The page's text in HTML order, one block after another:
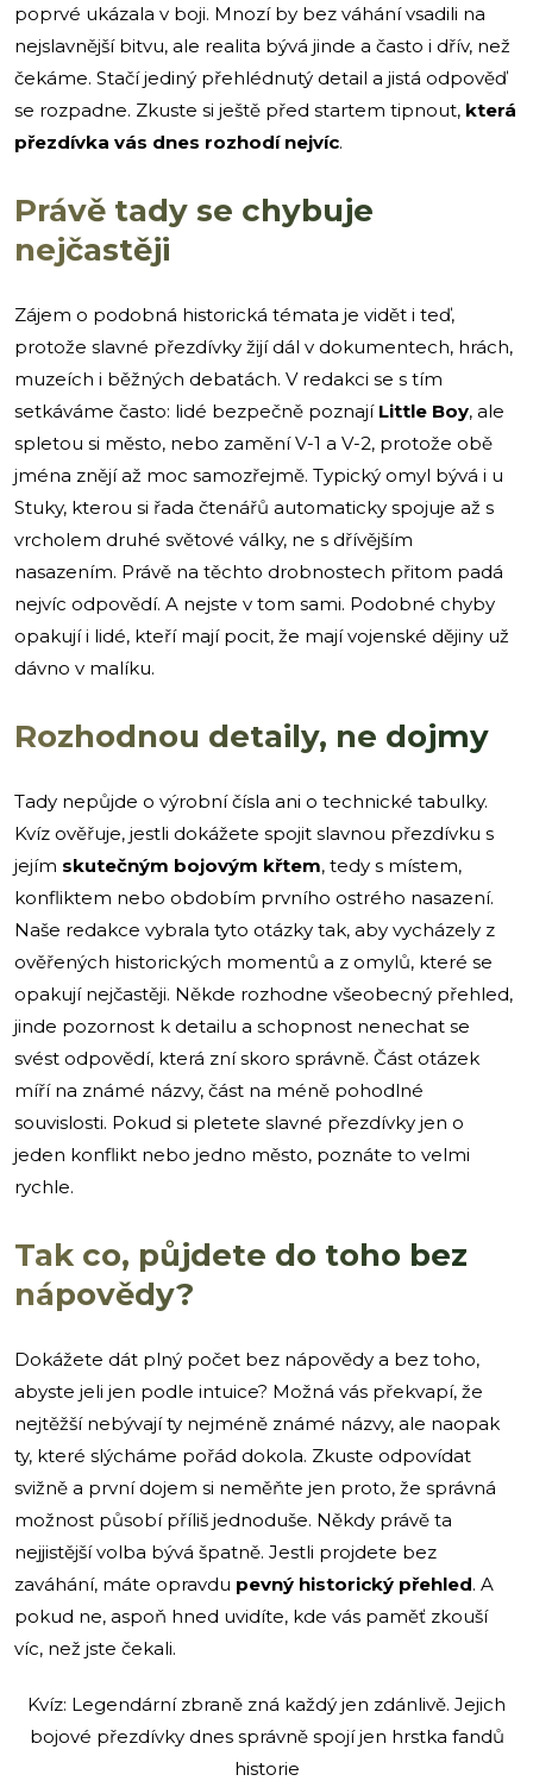
poprvé ukázala v boji. Mnozí by bez váhání vsadili na
nejslavnější bitvu, ale realita bývá jinde a často i dřív, než
čekáme. Stačí jediný přehlédnutý detail a jistá odpověď
se rozpadne. Zkuste si ještě před startem tipnout, která
přezdívka vás dnes rozhodí nejvíc.
Právě tady se chybuje
nejčastěji
Zájem o podobná historická témata je vidět i teď,
protože slavné přezdívky žijí dál v dokumentech, hrách,
muzeích i běžných debatách. V redakci se s tím
setkáváme často: lidé bezpečně poznají Little Boy, ale
spletou si město, nebo zamění V-1 a V-2, protože obě
jména znějí až moc samozřejmě. Typický omyl bývá i u
Stuky, kterou si řada čtenářů automaticky spojuje až s
vrcholem druhé světové války, ne s dřívějším
nasazením. Právě na těchto drobnostech přitom padá
nejvíc odpovědí. A nejste v tom sami. Podobné chyby
opakují i lidé, kteří mají pocit, že mají vojenské dějiny už
dávno v malíku.
Rozhodnou detaily, ne dojmy
Tady nepůjde o výrobní čísla ani o technické tabulky.
Kvíz ověřuje, jestli dokážete spojit slavnou přezdívku s
jejím skutečným bojovým křtem, tedy s místem,
konfliktem nebo obdobím prvního ostrého nasazení.
Naše redakce vybrala tyto otázky tak, aby vycházely z
ověřených historických momentů a z omylů, které se
opakují nejčastěji. Někde rozhodne všeobecný přehled,
jinde pozornost k detailu a schopnost nenechat se
svést odpovědí, která zní skoro správně. Část otázek
míří na známé názvy, část na méně pohodlné
souvislosti. Pokud si pletete slavné přezdívky jen o
jeden konflikt nebo jedno město, poznáte to velmi
rychle.
Tak co, půjdete do toho bez
nápovědy?
Dokážete dát plný počet bez nápovědy a bez toho,
abyste jeli jen podle intuice? Možná vás překvapí, že
nejtěžší nebývají ty nejméně známé názvy, ale naopak
ty, které slýcháme pořád dokola. Zkuste odpovídat
svižně a první dojem si neměňte jen proto, že správná
možnost působí příliš jednoduše. Někdy právě ta
nejjistější volba bývá špatně. Jestli projdete bez
zaváhání, máte opravdu pevný historický přehled. A
pokud ne, aspoň hned uvidíte, kde vás paměť zkouší
víc, než jste čekali.
Kvíz: Legendární zbraně zná každý jen zdánlivě. Jejich
bojové přezdívky dnes správně spojí jen hrstka fandů
historie